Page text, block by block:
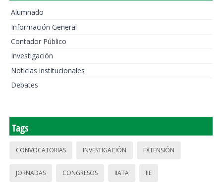
Alumnado
Información General
Contador Público
Investigación
Noticias institucionales
Debates
Tags
CONVOCATORIAS INVESTIGACIÓN EXTENSIÓN
JORNADAS CONGRESOS IIATA IIE